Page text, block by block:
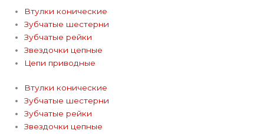
Втулки конические
Зубчатые шестерни
Зубчатые рейки
Звездочки цепные
Цепи приводные
Втулки конические
Зубчатые шестерни
Зубчатые рейки
Звездочки цепные